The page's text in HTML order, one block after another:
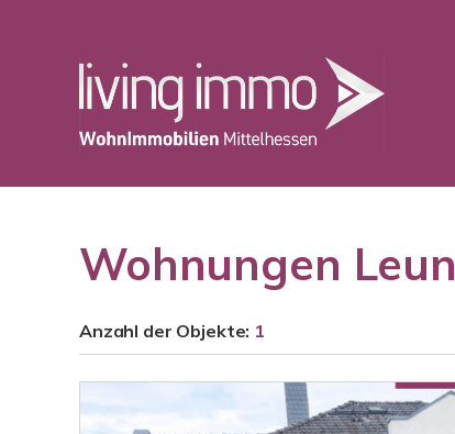
Wohnungen Leun
Anzahl der Objekte: 1